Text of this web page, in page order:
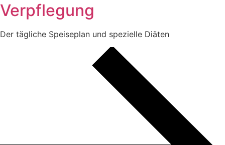
Verpflegung
Der tägliche Speiseplan und spezielle Diäten